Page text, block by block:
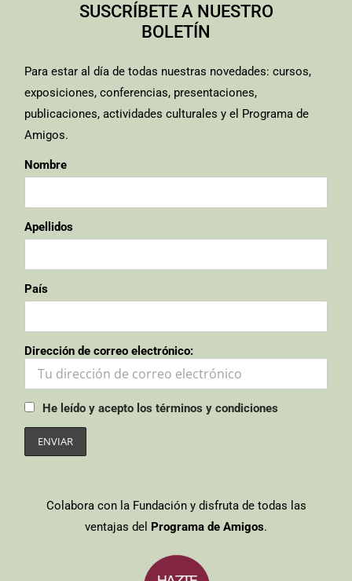
SUSCRÍBETE A NUESTRO
BOLETÍN
Para estar al día de todas nuestras novedades: cursos,
exposiciones, conferencias, presentaciones,
publicaciones, actividades culturales y el Programa de
Amigos.
Nombre
Apellidos
País
Dirección de correo electrónico:
He leído y acepto los términos y condiciones
Colabora con la Fundación y disfruta de todas las
ventajas del Programa de Amigos.